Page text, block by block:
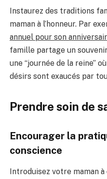
Instaurez des traditions
maman à l’honneur. Par
annuel pour son
famille partage un
une “journée de la reine”
désirs sont exaucés par
Prendre soin de
Encourager la
conscience
Introduisez votre maman